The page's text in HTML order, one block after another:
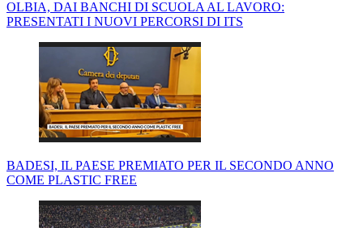
OLBIA, DAI BANCHI DI SCUOLA AL LAVORO:
PRESENTATI I NUOVI PERCORSI DI ITS
BADESI, IL PAESE PREMIATO PER IL SECONDO ANNO
COME PLASTIC FREE